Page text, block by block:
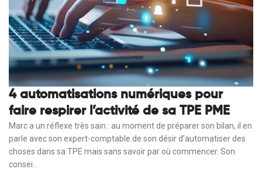
4 automatisations numériques pour
faire respirer l’activité de sa TPE PME
Marc a un réflexe très sain : au moment de préparer son bilan, il en
parle avec son expert-comptable de son désir d’automatiser des
choses dans sa TPE mais sans savoir par où commencer. Son
consei...